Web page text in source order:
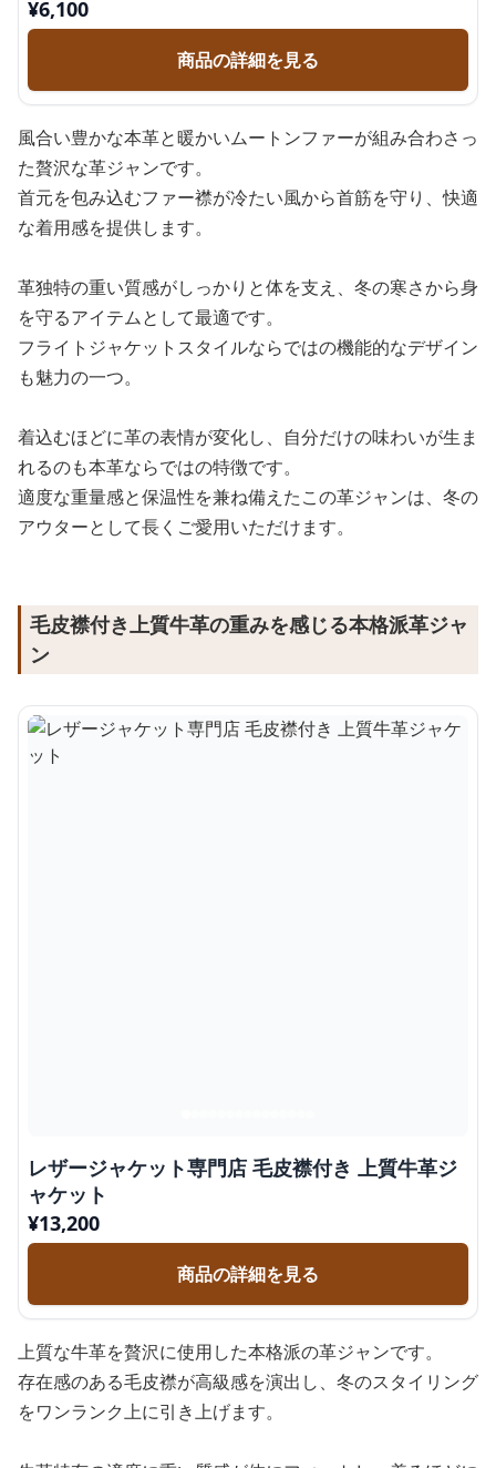
¥6,100
商品の詳細を見る
風合い豊かな本革と暖かいムートンファーが組み合わさっ
た贅沢な革ジャンです。
首元を包み込むファー襟が冷たい風から首筋を守り、快適
な着用感を提供します。
革独特の重い質感がしっかりと体を支え、冬の寒さから身
を守るアイテムとして最適です。
フライトジャケットスタイルならではの機能的なデザイン
も魅力の一つ。
着込むほどに革の表情が変化し、自分だけの味わいが生ま
れるのも本革ならではの特徴です。
適度な重量感と保温性を兼ね備えたこの革ジャンは、冬の
アウターとして長くご愛用いただけます。
毛皮襟付き上質牛革の重みを感じる本格派革ジャ
ン
レザージャケット専門店 毛皮襟付き 上質牛革ジ
ャケット
¥13,200
商品の詳細を見る
上質な牛革を贅沢に使用した本格派の革ジャンです。
存在感のある毛皮襟が高級感を演出し、冬のスタイリング
をワンランク上に引き上げます。